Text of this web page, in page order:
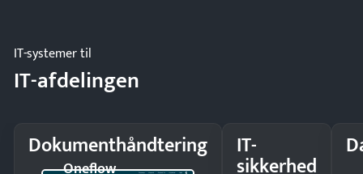
IT-systemer til
IT-afdelingen
Dokumenthåndtering
Oneflow
IT-
sikkerhed